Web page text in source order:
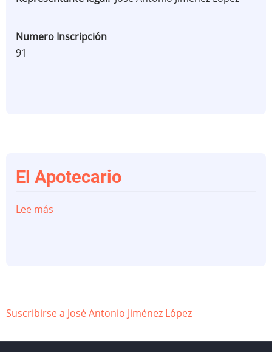
Numero Inscripción
91
El Apotecario
Lee más
Suscribirse a José Antonio Jiménez López